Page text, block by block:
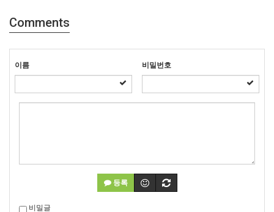
Comments
이름 비밀번호
등록
비밀글